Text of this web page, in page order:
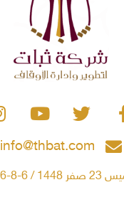
info@thbat.com
/ 6-8-2026